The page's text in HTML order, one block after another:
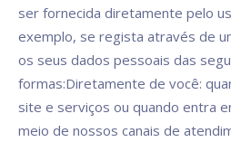
ser fornecida diretamente pelo
exemplo, se regista através de
os seus dados pessoais das
formas:Diretamente de você:
site e serviços ou quando entra
meio de nossos canais de